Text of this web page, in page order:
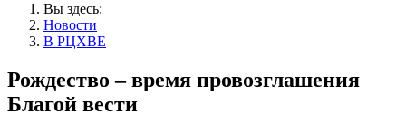
Вы здесь:
Новости
В РЦХВЕ
Рождество – время провозглашения
Благой вести